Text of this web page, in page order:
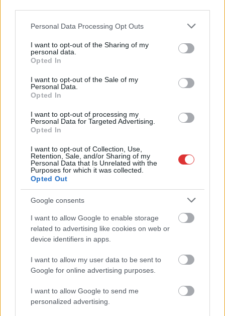
Please note that this website/app uses one or more Google
not limited to your visit or usage behaviour. You may click to
grant or deny consent to Google and its third-party tags to
use your data for below specified purposes in below Google
consent section.
Personal Data Processing Opt Outs
I want to opt-out of the Sharing of my
personal data.
Opted In
I want to opt-out of the Sale of my
Personal Data.
Opted In
I want to opt-out of processing my
Personal Data for Targeted Advertising.
Opted In
I want to opt-out of Collection, Use,
Retention, Sale, and/or Sharing of my
Personal Data that Is Unrelated with the
Purposes for which it was collected.
Opted Out
Google consents
I want to allow Google to enable storage
related to advertising like cookies on web or
device identifiers in apps.
I want to allow my user data to be sent to
Google for online advertising purposes.
I want to allow Google to send me
personalized advertising.
után a vádlott ellen súlyos testi sértés kísérlete és kiskorú
veszélyeztetése miatt emeltek vádat.
TOVÁBB OLVASOM
Szolnok bántalmazás ,karateedző
szolnoki kalandpark
Sokkoló állatkínzás Abonyban, vádat emeltek az
2026.04.27. szol24.hu
Különös
elkövetett állatkínzás
bíróság elé egy abonyi
férfi, aki egy beton
végzett egy keverék
kutyával. A Ceglédi Járási Ügyészség letöltendő
tájékoztatta a közvéleményt a Pest Vármegyei Főügyészség.